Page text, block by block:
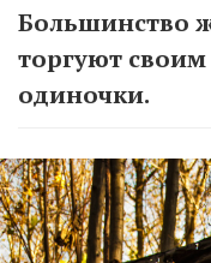
Большинство
торгуют
одиночки.